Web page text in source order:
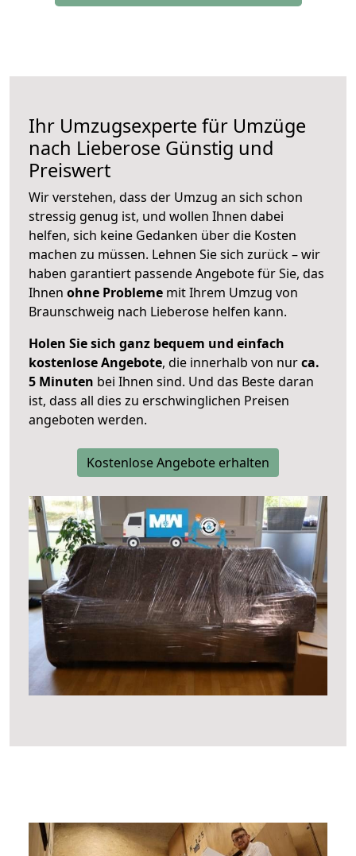
Ihr Umzugsexperte für Umzüge
nach Lieberose Günstig und
Preiswert
Wir verstehen, dass der Umzug an sich schon
stressig genug ist, und wollen Ihnen dabei
helfen, sich keine Gedanken über die Kosten
machen zu müssen. Lehnen Sie sich zurück – wir
haben garantiert passende Angebote für Sie, das
Ihnen ohne Probleme mit Ihrem Umzug von
Braunschweig nach Lieberose helfen kann.
Holen Sie sich ganz bequem und einfach
kostenlose Angebote, die innerhalb von nurca.
5 Minuten bei Ihnen sind. Und das Beste daran
ist, dass all dies zu erschwinglichen Preisen
angeboten werden.
Kostenlose Angebote erhalten